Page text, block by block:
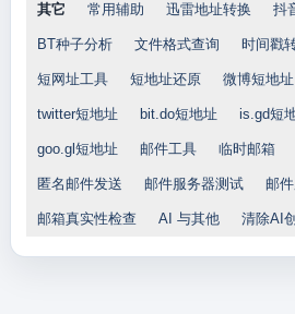
其它 常用辅助 迅雷地址转换 抖
BT种子分析 文件格式查询 时间戳
短网址工具 短地址还原 微博短地址
twitter短地址 bit.do短地址 is.gd短
goo.gl短地址 邮件工具 临时邮箱
匿名邮件发送 邮件服务器测试 邮
邮箱真实性检查 AI 与其他 清除AI